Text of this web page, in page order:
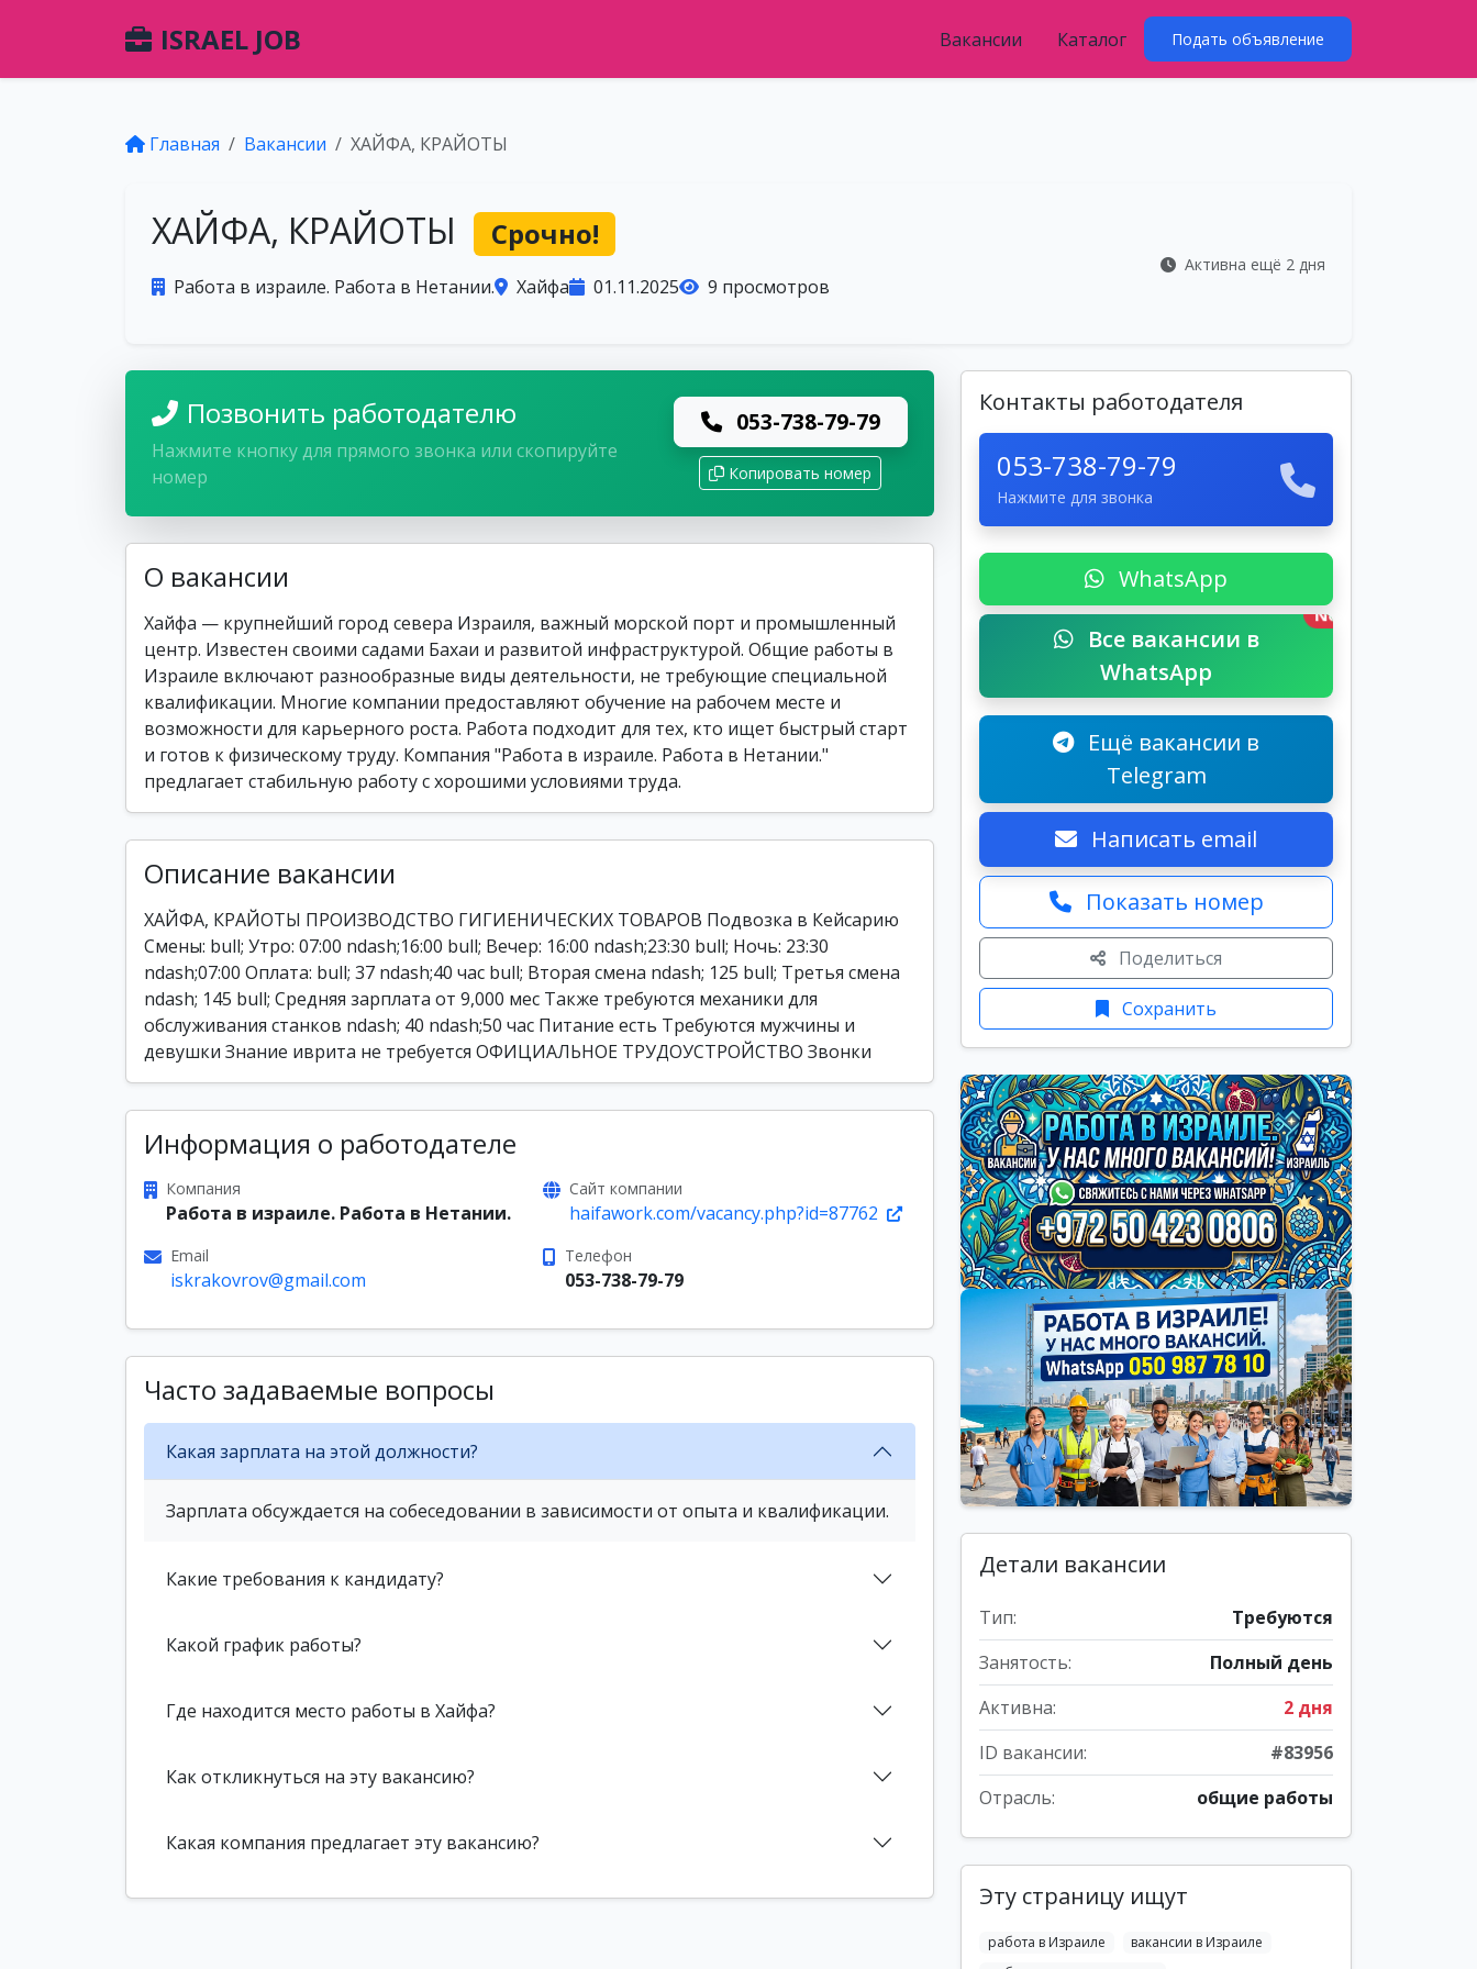
ISRAEL JOB Вакансии Каталог Подать объявление
Главная Вакансии ХАЙФА, КРАЙОТЫ
ХАЙФА, КРАЙОТЫ Срочно!
Работа в израиле. Работа в Нетании. Хайфа 01.11.2025 9 просмотров
Активна ещё 2 дня
Позвонить работодателю
Нажмите кнопку для прямого звонка или скопируйте
номер
053-738-79-79
Копировать номер
О вакансии
Хайфа — крупнейший город севера Израиля, важный морской порт и промышленный
центр. Известен своими садами Бахаи и развитой инфраструктурой. Общие работы в
Израиле включают разнообразные виды деятельности, не требующие специальной
квалификации. Многие компании предоставляют обучение на рабочем месте и
возможности для карьерного роста. Работа подходит для тех, кто ищет быстрый старт
и готов к физическому труду. Компания "Работа в израиле. Работа в Нетании."
предлагает стабильную работу с хорошими условиями труда.
Описание вакансии
ХАЙФА, КРАЙОТЫ ПРОИЗВОДСТВО ГИГИЕНИЧЕСКИХ ТОВАРОВ Подвозка в Кейсарию
Смены: bull; Утро: 07:00 ndash;16:00 bull; Вечер: 16:00 ndash;23:30 bull; Ночь: 23:30
ndash;07:00 Оплата: bull; 37 ndash;40 час bull; Вторая смена ndash; 125 bull; Третья смена
ndash; 145 bull; Средняя зарплата от 9,000 мес Также требуются механики для
обслуживания станков ndash; 40 ndash;50 час Питание есть Требуются мужчины и
девушки Знание иврита не требуется ОФИЦИАЛЬНОЕ ТРУДОУСТРОЙСТВО Звонки
Информация о работодателе
Компания
Работа в израиле. Работа в Нетании.
Сайт компании
haifawork.com/vacancy.php?id=87762
Email
iskrakovrov@gmail.com
Телефон
053-738-79-79
Часто задаваемые вопросы
Какая зарплата на этой должности?
Зарплата обсуждается на собеседовании в зависимости от опыта и квалификации.
Какие требования к кандидату?
Какой график работы?
Где находится место работы в Хайфа?
Как откликнуться на эту вакансию?
Какая компания предлагает эту вакансию?
Контакты работодателя
053-738-79-79
Нажмите для звонка
WhatsApp
Все вакансии в
WhatsApp
New
Ещё вакансии в
Telegram
Написать email
Показать номер
Поделиться
Сохранить
Детали вакансии
Тип:
Требуются
Занятость:
Полный день
Активна:
2 дня
ID вакансии:
#83956
Отрасль:
общие работы
Эту страницу ищут
работа в Израиле
вакансии в Израиле